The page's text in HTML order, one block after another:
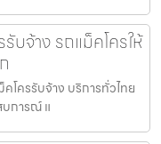
บจ้าง รถแม็คโครให้
คโครรับจ้าง บริการทั่วไทย
บการณ์ แ